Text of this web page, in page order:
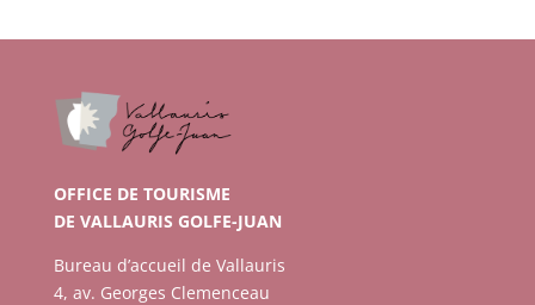
OFFICE DE TOURISME
DE VALLAURIS GOLFE-JUAN
Bureau d’accueil de Vallauris
4, av. Georges Clemenceau